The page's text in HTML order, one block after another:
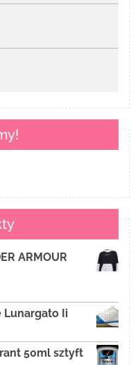
ARMOUR
Lunargato Ii
50ml sztyft